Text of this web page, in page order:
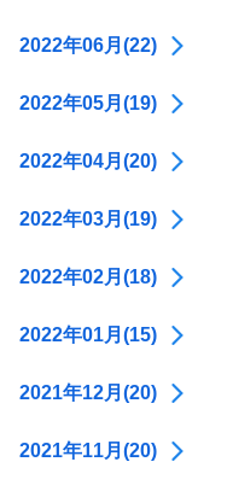
2022年06月(22)
2022年05月(19)
2022年04月(20)
2022年03月(19)
2022年02月(18)
2022年01月(15)
2021年12月(20)
2021年11月(20)